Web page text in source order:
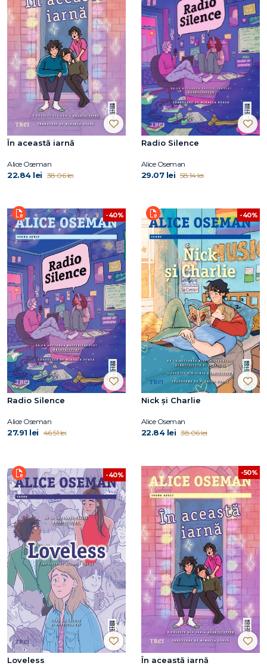
În această iarnă
Alice Oseman
22.84 lei 38.06 lei
Radio Silence
Alice Oseman
29.07 lei 58.14 lei
-40%
Radio Silence
Alice Oseman
27.91 lei 46.51 lei
-40%
Nick și Charlie
Alice Oseman
22.84 lei 38.06 lei
-40%
Loveless
-50%
În această iarnă